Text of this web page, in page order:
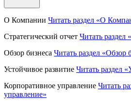
О Компании Читать раздел «О
Стратегический отчет Читать раздел
Обзор бизнеса Читать раздел «Обзор
Устойчивое развитие Читать раздел
Корпоративное управление Читать
управление»